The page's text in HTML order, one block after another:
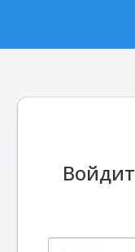
Отправить по